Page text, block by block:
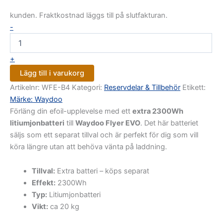
kunden. Fraktkostnad läggs till på slutfakturan.
-
+
Lägg till i varukorg
Artikelnr: WFE-B4 Kategori: Reservdelar & Tillbehör Etikett:
Märke: Waydoo
Förläng din efoil-upplevelse med ett extra 2300Wh
litiumjonbatteri till Waydoo Flyer EVO. Det här batteriet
säljs som ett separat tillval och är perfekt för dig som vill
köra längre utan att behöva vänta på laddning.
Tillval:Extra batteri – köps separat
Effekt:2300Wh
Typ:Litiumjonbatteri
Vikt:ca 20 kg